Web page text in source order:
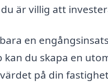
är villig att
en
du skapa en
på din